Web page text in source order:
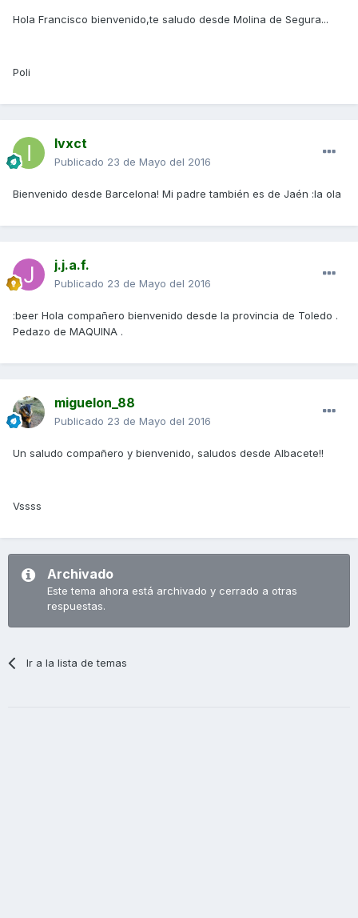
Hola Francisco bienvenido,te saludo desde Molina de Segura...
Poli
Ivxct
Publicado 23 de Mayo del 2016
Bienvenido desde Barcelona! Mi padre también es de Jaén :la ola
j.j.a.f.
Publicado 23 de Mayo del 2016
:beer Hola compañero bienvenido desde la provincia de Toledo .
Pedazo de MAQUINA .
miguelon_88
Publicado 23 de Mayo del 2016
Un saludo compañero y bienvenido, saludos desde Albacete!!
Vssss
Archivado
Este tema ahora está archivado y cerrado a otras
respuestas.
Ir a la lista de temas